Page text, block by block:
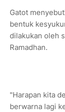
Gatot
bentuk
dilakukan oleh
Ramadhan.
"Harapan kita
berwarna lagi